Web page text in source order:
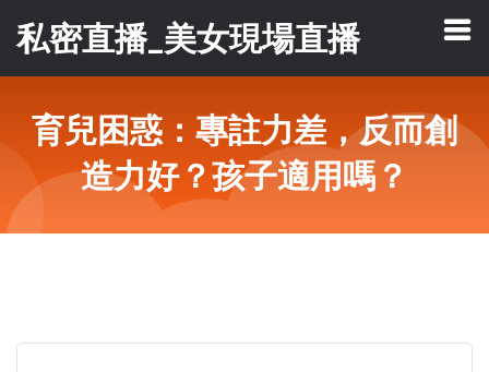
私密直播_美女現場直播
育兒困惑：專註力差，反而創
造力好？孩子適用嗎？